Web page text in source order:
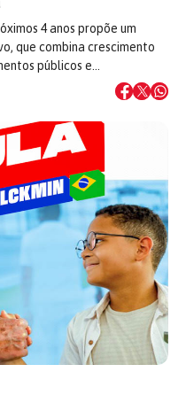
4 anos propõe um
que combina crescimento
públicos e…